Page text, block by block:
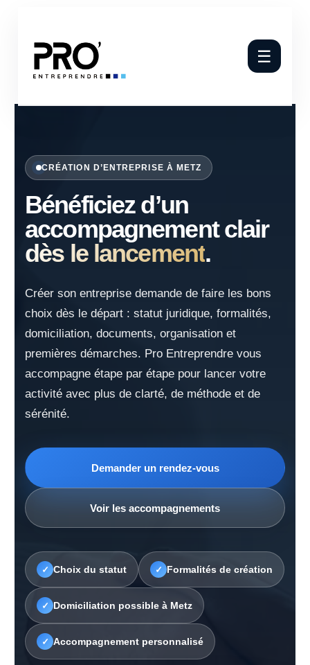
☰
CRÉATION D’ENTREPRISE À METZ
Bénéficiez d’un
accompagnement clair
dès le lancement.
Créer son entreprise demande de faire les bons
choix dès le départ : statut juridique, formalités,
domiciliation, documents, organisation et
premières démarches. Pro Entreprendre vous
accompagne étape par étape pour lancer votre
activité avec plus de clarté, de méthode et de
sérénité.
Demander un rendez-vous
Voir les accompagnements
✓ Choix du statut ✓ Formalités de création
✓ Domiciliation possible à Metz
✓ Accompagnement personnalisé